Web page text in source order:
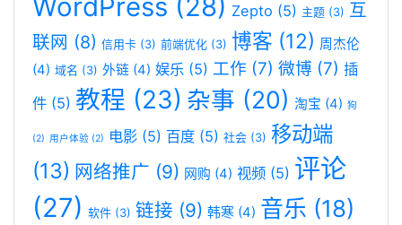
WordPress (28) Zepto (5) 主题 (3) 互
联网 (8) 信用卡 (3) 前端优化 (3) 博客 (12) 周杰伦
(4) 域名 (3) 外链 (4) 娱乐 (5) 工作 (7) 微博 (7) 插
件 (5) 教程 (23) 杂事 (20) 淘宝 (4) 狗
(2) 用户体验 (2) 电影 (5) 百度 (5) 社会 (3) 移动端
(13) 网络推广 (9) 网购 (4) 视频 (5) 评论
(27) 软件 (3) 链接 (9) 韩寒 (4) 音乐 (18)